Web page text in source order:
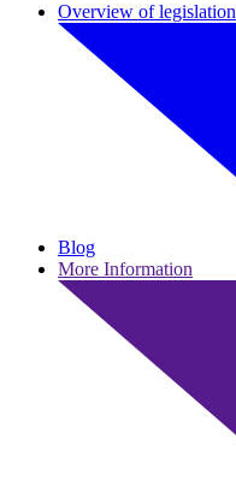
Overview of legislation
Blog
More Information